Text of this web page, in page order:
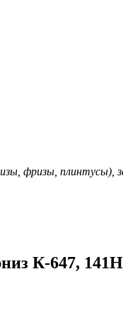
фризы, плинтусы),
К-647,